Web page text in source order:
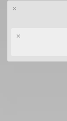
×
×